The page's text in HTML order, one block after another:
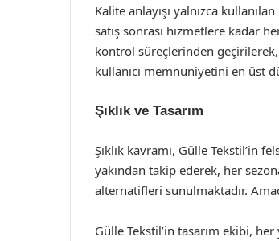
Kalite anlayışı yalnızca
satış sonrası hizmetlere kadar
kontrol süreçlerinden
kullanıcı memnuniyetini en üst
Şıklık ve Tasarım
Şıklık kavramı, Gülle Tekstil’in
yakından takip ederek, her
alternatifleri sunulmaktadır.
Gülle Tekstil’in tasarım ekibi,